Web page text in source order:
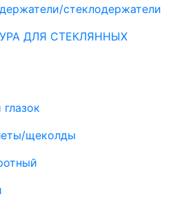
стеклодержатели
ДЛЯ СТЕКЛЯННЫХ
щеколды